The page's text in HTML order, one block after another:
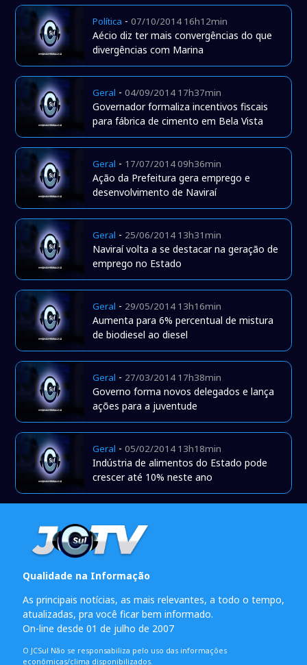
Política -07/10/2014 16h12min
Aécio diz ter mais convergências do que
divergências com Marina
Geral -04/09/2014 17h37min
Governador formaliza incentivos fiscais
para fábrica de cimento em Bela Vista
Geral - 17/07/2014 09h36min
Ação da Prefeitura gera emprego e
desenvolvimento de Naviraí
Geral - 25/06/2014 13h31min
Naviraí volta a se destacar na geração de
emprego no Estado
Geral - 29/05/2014 13h16min
Aumenta para 6% percentual de mistura
de biodiesel ao diesel
Geral - 27/03/2014 17h38min
Governo forma novos delegados e lança
ações para a juventude
Geral -05/02/2014 13h18min
Indústria de alimentos do Estado pode
crescer até 10% neste ano
Qualidade na Informação
As principais notícias, as mais relevantes, a todo o tempo,
atualizadas, pra você ficar bem informado.
On-line desde 01 de julho de 2007
O JCSul Não se responsabiliza pelo uso das informações
econômicas/clima disponibilizados.